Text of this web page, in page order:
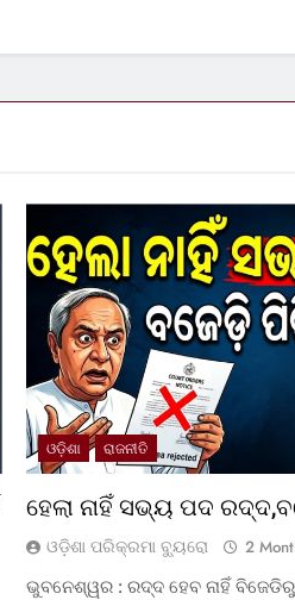
ଓଡ଼ିଶା ରାଜନୀତି
ହେଲା ନାହିଁ ସଭ୍ୟ ପଦ
ଓଡ଼ିଶା ପରିକ୍ରମା ବ୍ୟୁରୋ 2
ଭୁବନେଶ୍ୱର : ରଦ୍ଦ ହେବ ନାହିଁ